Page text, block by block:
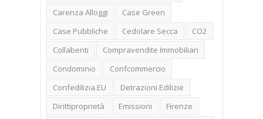
Carenza Alloggi
Case Green
Case Pubbliche
Cedolare Secca
CO2
Collabenti
Compravendite Immobiliari
Condominio
Confcommercio
Confedilizia.EU
Detrazioni Edilizie
Dirittiproprietà
Emissioni
Firenze